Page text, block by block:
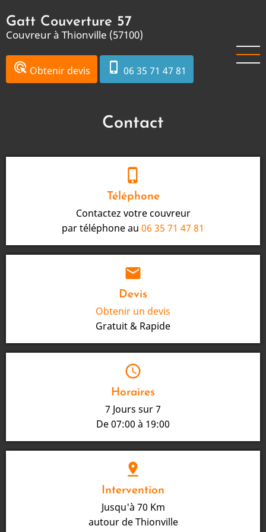
au
contenu
Gatt Couverture 57
Couvreur à Thionville (57100)
ads_click Obtenir devis phone_iphone 06 35 71 47 81
Contact
phone_iphone
Téléphone
Contactez votre couvreur
par téléphone au 06 35 71 47 81
mail
Devis
Obtenir un devis
Gratuit & Rapide
schedule
Horaires
7 Jours sur 7
De 07:00 à 19:00
pin_drop
Intervention
Jusqu'à 70 Km
autour de Thionville